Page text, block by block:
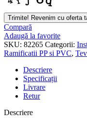
Trimite! Revenim cu oferta
Compară
Adaugă la favorite
SKU: 82265 Categorii:
Ramificatii PP si PVC,
Descriere
Specificații
Livrare
Retur
Descriere